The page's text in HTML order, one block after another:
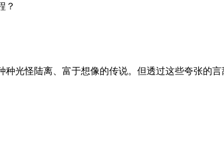
？
光怪陆离、富于想像的传说。但透过这些夸张的